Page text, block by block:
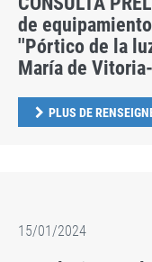
de
''Pórtico de la
María de
PLUS DE
15/01/2024